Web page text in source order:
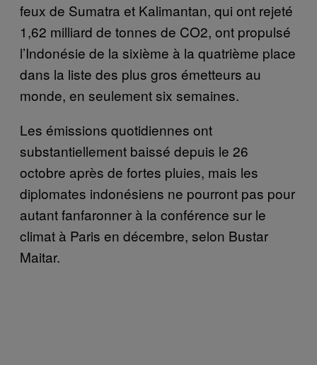
feux de Sumatra et Kalimantan, qui ont rejeté
1,62 milliard de tonnes de CO2, ont propulsé
l’Indonésie de la sixième à la quatrième place
dans la liste des plus gros émetteurs au
monde, en seulement six semaines.
Les émissions quotidiennes ont
substantiellement baissé depuis le 26
octobre après de fortes pluies, mais les
diplomates indonésiens ne pourront pas pour
autant fanfaronner à la conférence sur le
climat à Paris en décembre, selon Bustar
Maitar.